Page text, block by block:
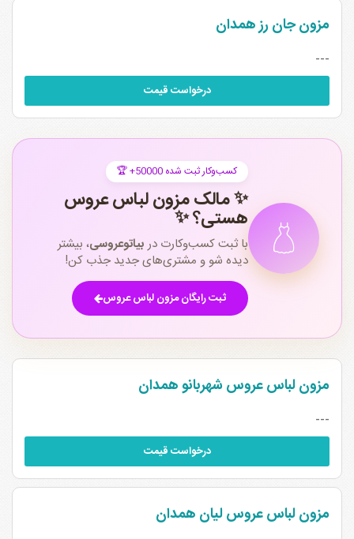
مزون جان رز همدان
---
درخواست قیمت
🏆 +50000 کسب‌وکار ثبت شده
✨ مالک مزون لباس عروس
هستی؟ ✨
با ثبت کسب‌وکارت دربیاتوعروسی، بیشتر
دیده شو و مشتری‌های جدید جذب کن!
ثبت رایگان مزون لباس عروس
مزون لباس عروس شهربانو همدان
---
درخواست قیمت
مزون لباس عروس لیان همدان